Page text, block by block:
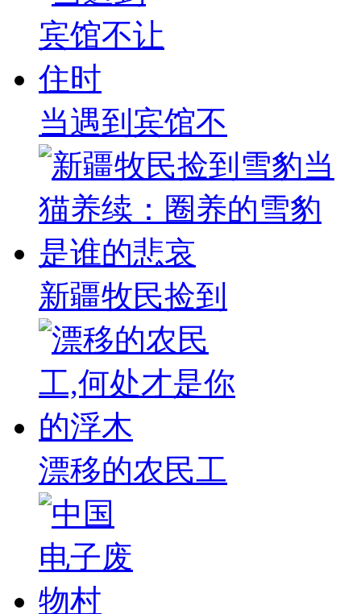
当遇到宾馆不
新疆牧民捡到
漂移的农民工